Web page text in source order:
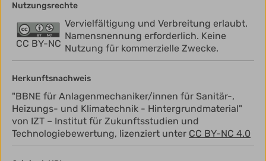
Nutzungsrechte
CC BY-NC
Vervielfältigung und Verbreitung erlaubt.
Namensnennung erforderlich. Keine
Nutzung für kommerzielle Zwecke.
Herkunftsnachweis
"BBNE für Anlagenmechaniker/innen für Sanitär-,
Heizungs- und Klimatechnik - Hintergrundmaterial"
von IZT – Institut für Zukunftsstudien und
Technologiebewertung, lizenziert unter CC BY-NC 4.0